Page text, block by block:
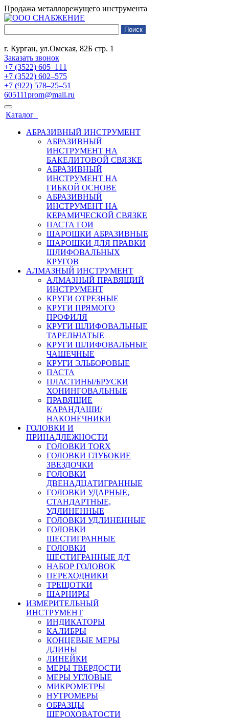
Продажа металлорежущего инструмента
г. Курган, ул.Омская, 82Б стр. 1
Заказать звонок
+7 (3522) 605‒111
+7 (3522) 602‒575
+7 (922) 578‒25‒51
605111prom@mail.ru
Каталог
АБРАЗИВНЫЙ ИНСТРУМЕНТ
АБРАЗИВНЫЙ
ИНСТРУМЕНТ НА
БАКЕЛИТОВОЙ СВЯЗКЕ
АБРАЗИВНЫЙ
ИНСТРУМЕНТ НА
ГИБКОЙ ОСНОВЕ
АБРАЗИВНЫЙ
ИНСТРУМЕНТ НА
КЕРАМИЧЕСКОЙ СВЯЗКЕ
ПАСТА ГОИ
ШАРОШКИ АБРАЗИВНЫЕ
ШАРОШКИ ДЛЯ ПРАВКИ
ШЛИФОВАЛЬНЫХ
КРУГОВ
АЛМАЗНЫЙ ИНСТРУМЕНТ
АЛМАЗНЫЙ ПРАВЯЩИЙ
ИНСТРУМЕНТ
КРУГИ ОТРЕЗНЫЕ
КРУГИ ПРЯМОГО
ПРОФИЛЯ
КРУГИ ШЛИФОВАЛЬНЫЕ
ТАРЕЛЬЧАТЫЕ
КРУГИ ШЛИФОВАЛЬНЫЕ
ЧАШЕЧНЫЕ
КРУГИ ЭЛЬБОРОВЫЕ
ПАСТА
ПЛАСТИНЫ/БРУСКИ
ХОНИНГОВАЛЬНЫЕ
ПРАВЯЩИЕ
КАРАНДАШИ/
НАКОНЕЧНИКИ
ГОЛОВКИ И
ПРИНАДЛЕЖНОСТИ
ГОЛОВКИ TORX
ГОЛОВКИ ГЛУБОКИЕ
ЗВЕЗДОЧКИ
ГОЛОВКИ
ДВЕНАДЦАТИГРАННЫЕ
ГОЛОВКИ УДАРНЫЕ,
СТАНДАРТНЫЕ,
УДЛИНЕННЫЕ
ГОЛОВКИ УДЛИНЕННЫЕ
ГОЛОВКИ
ШЕСТИГРАННЫЕ
ГОЛОВКИ
ШЕСТИГРАННЫЕ Д/Т
НАБОР ГОЛОВОК
ПЕРЕХОДНИКИ
ТРЕЩОТКИ
ШАРНИРЫ
ИЗМЕРИТЕЛЬНЫЙ
ИНСТРУМЕНТ
ИНДИКАТОРЫ
КАЛИБРЫ
КОНЦЕВЫЕ МЕРЫ
ДЛИНЫ
ЛИНЕЙКИ
МЕРЫ ТВЕРДОСТИ
МЕРЫ УГЛОВЫЕ
МИКРОМЕТРЫ
НУТРОМЕРЫ
ОБРАЗЦЫ
ШЕРОХОВАТОСТИ